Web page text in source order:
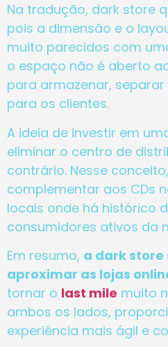
Na tradução, dark store
pois a dimensão e o
muito parecidos com
o espaço não é aberto
para armazenar,
para os clientes.
A ideia de investir em
eliminar o centro de
contrário. Nesse
complementar aos CDs
locais onde há histórico
consumidores ativos da
Em resumo, a dark
aproximar as lojas
tornar o last mile muito
ambos os lados,
experiência mais ágil e